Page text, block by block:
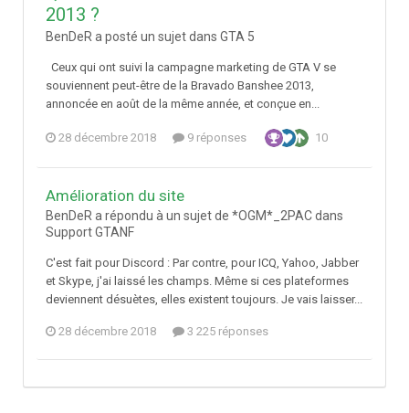
2013 ?
BenDeR a posté un sujet dans GTA 5
Ceux qui ont suivi la campagne marketing de GTA V se
souviennent peut-être de la Bravado Banshee 2013,
annoncée en août de la même année, et conçue en...
28 décembre 2018 9 réponses 10
Amélioration du site
BenDeR a répondu à un sujet de *OGM*_2PAC dans
Support GTANF
C'est fait pour Discord : Par contre, pour ICQ, Yahoo, Jabber
et Skype, j'ai laissé les champs. Même si ces plateformes
deviennent désuètes, elles existent toujours. Je vais laisser...
28 décembre 2018 3 225 réponses